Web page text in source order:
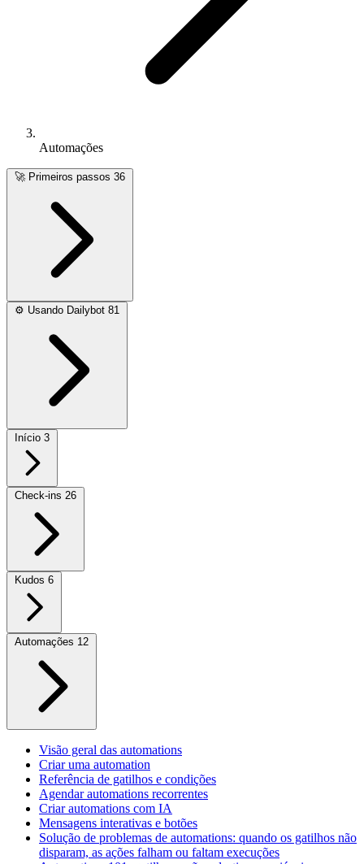
Automações
🚀 Primeiros passos 36
⚙️ Usando Dailybot 81
Início 3
Check-ins 26
Kudos 6
Automações 12
Visão geral das automations
Criar uma automation
Referência de gatilhos e condições
Agendar automations recorrentes
Criar automations com IA
Mensagens interativas e botões
Solução de problemas de automations: quando os gatilhos não
disparam, as ações falham ou faltam execuções